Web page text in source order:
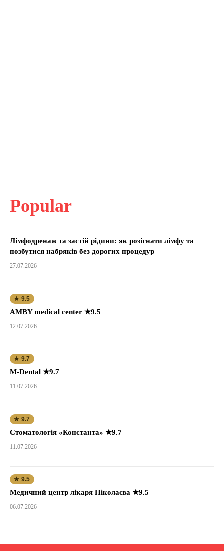
Popular
Лімфодренаж та застій рідини: як розігнати лімфу та
позбутися набряків без дорогих процедур
27.07.2026
★ 9.5
AMBY medical center ★9.5
12.07.2026
★ 9.7
M-Dental ★9.7
11.07.2026
★ 9.7
Стоматологія «Константа» ★9.7
11.07.2026
★ 9.5
Медичний центр лікаря Ніколаєва ★9.5
06.07.2026